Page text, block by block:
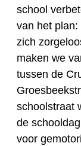
school
van het plan:
zich
maken we
tussen de
schoolstraat
de
voor